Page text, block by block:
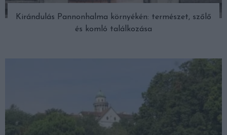
Kirándulás Pannonhalma környékén: természet, szőlő
és komló találkozása